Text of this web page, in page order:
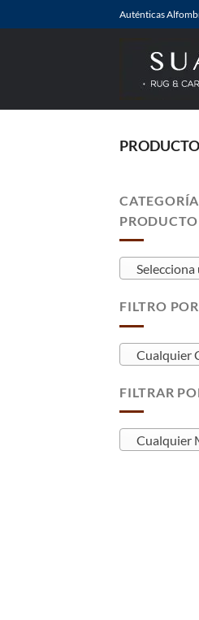
al
Auténticas
PRODUCTO
FILTRO
Cualquier
FILTRAR
Cualquier